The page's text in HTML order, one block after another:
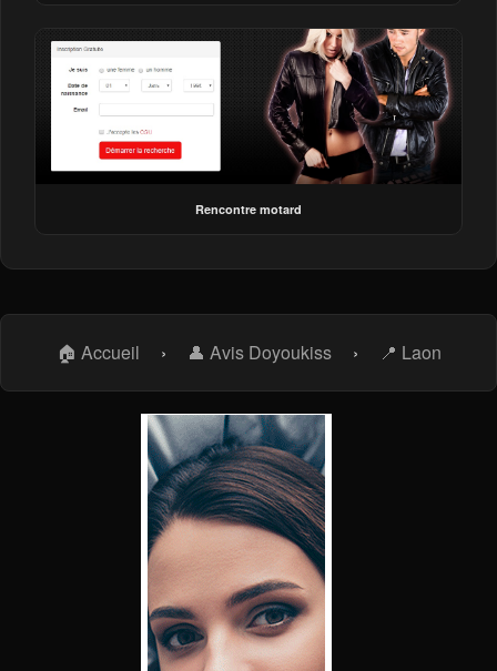
Rencontre motard
🏠 Accueil › 👤 Avis Doyoukiss › 📍 Laon